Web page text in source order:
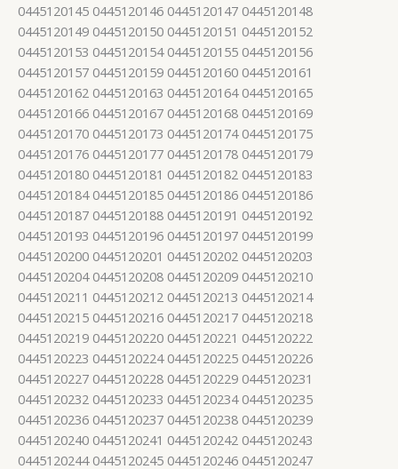
0445120145 0445120146 0445120147 0445120148
0445120149 0445120150 0445120151 0445120152
0445120153 0445120154 0445120155 0445120156
0445120157 0445120159 0445120160 0445120161
0445120162 0445120163 0445120164 0445120165
0445120166 0445120167 0445120168 0445120169
0445120170 0445120173 0445120174 0445120175
0445120176 0445120177 0445120178 0445120179
0445120180 0445120181 0445120182 0445120183
0445120184 0445120185 0445120186 0445120186
0445120187 0445120188 0445120191 0445120192
0445120193 0445120196 0445120197 0445120199
0445120200 0445120201 0445120202 0445120203
0445120204 0445120208 0445120209 0445120210
0445120211 0445120212 0445120213 0445120214
0445120215 0445120216 0445120217 0445120218
0445120219 0445120220 0445120221 0445120222
0445120223 0445120224 0445120225 0445120226
0445120227 0445120228 0445120229 0445120231
0445120232 0445120233 0445120234 0445120235
0445120236 0445120237 0445120238 0445120239
0445120240 0445120241 0445120242 0445120243
0445120244 0445120245 0445120246 0445120247